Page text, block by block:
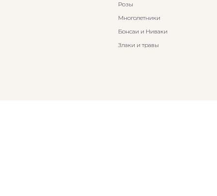
Розы
Многолетники
Бонсаи и Ниваки
Злаки и травы